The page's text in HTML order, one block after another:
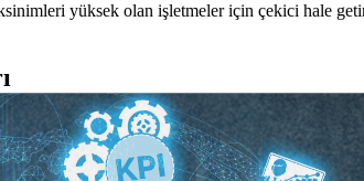
yüksek olan işletmeler için çekici hale